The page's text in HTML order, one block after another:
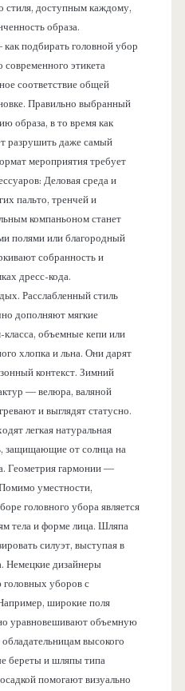
стиля, доступным каждому,
образа.
подбирать головной убор
современного этикета
соответствие общей
Правильно выбранный
образа, в то время как
разрушить даже самый
мероприятия требует
Деловая среда и
пальто, тренчей и
компаньоном станет
полями или благородный
собранность и
дресс-кода.
Расслабленный стиль
дополняют мягкие
объемные кепи или
хлопка и льна. Они дарят
контекст. Зимний
— велюра, валяной
и выглядят статусно.
легкая натуральная
защищающие от солнца на
Геометрия гармонии —
уместности,
головного убора является
тела и форме лица. Шляпа
силуэт, выступая в
Немецкие дизайнеры
уборов с
широкие поля
уравновешивают объемную
высокого
береты и шляпы типа
помогают визуально